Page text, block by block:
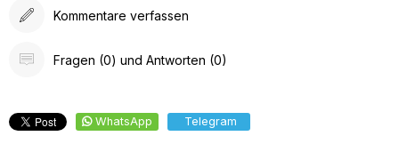
Kommentare verfassen
Fragen (0) und Antworten (0)
WhatsApp Telegram